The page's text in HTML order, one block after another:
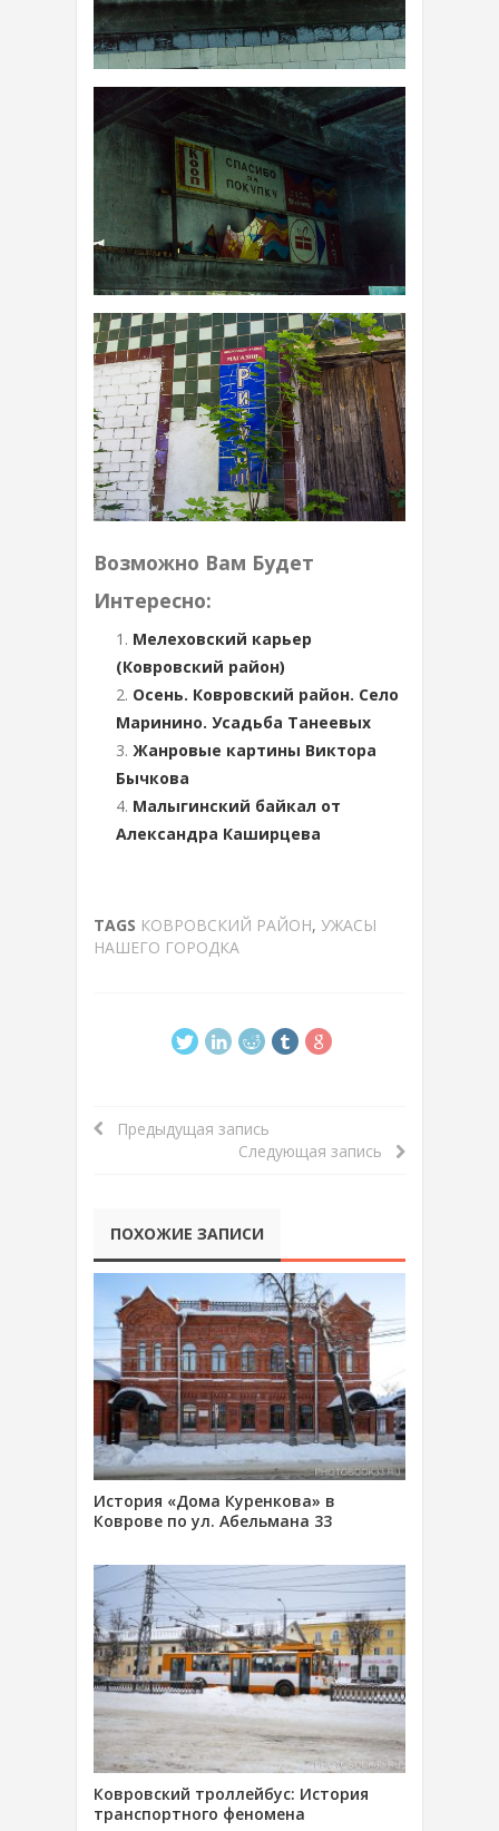
Возможно Вам Будет
Интересно:
Мелеховский карьер
(Ковровский район)
Осень. Ковровский район. Село
Маринино. Усадьба Танеевых
Жанровые картины Виктора
Бычкова
Малыгинский байкал от
Александра Каширцева
TAGS КОВРОВСКИЙ РАЙОН, УЖАСЫ
НАШЕГО ГОРОДКА
Предыдущая запись
Следующая запись
ПОХОЖИЕ ЗАПИСИ
История «Дома Куренкова» в
Коврове по ул. Абельмана 33
Ковровский троллейбус: История
транспортного феномена